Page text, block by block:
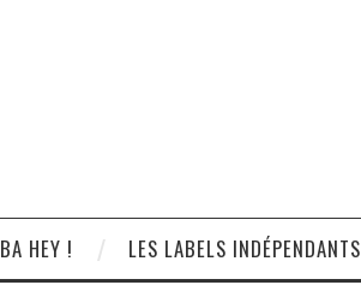
HEY ! LES LABELS INDÉPENDANTS